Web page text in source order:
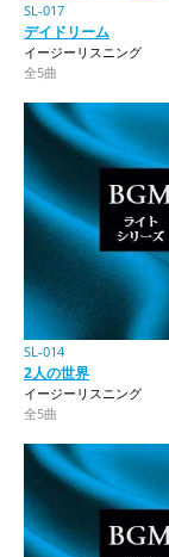
SL-017
デイドリーム
イージーリスニング
全5曲
SL-014
2人の世界
イージーリスニング
全5曲